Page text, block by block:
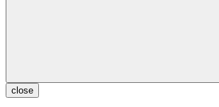
close